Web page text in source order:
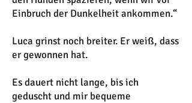
Einbruch der Dunkelheit ankommen.“
Luca grinst noch breiter. Er weiß, dass
er gewonnen hat.
Es dauert nicht lange, bis ich
geduscht und mir bequeme